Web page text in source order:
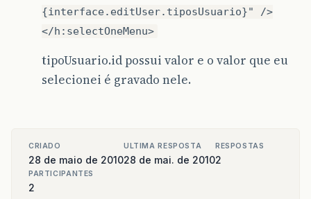
{interface.editUser.tiposUsuario}" />
</h:selectOneMenu>
tipoUsuario.id possui valor e o valor que eu
selecionei é gravado nele.
CRIADO
28 de maio de 2010
ULTIMA RESPOSTA
28 de mai. de 2010
RESPOSTAS
2
PARTICIPANTES
2